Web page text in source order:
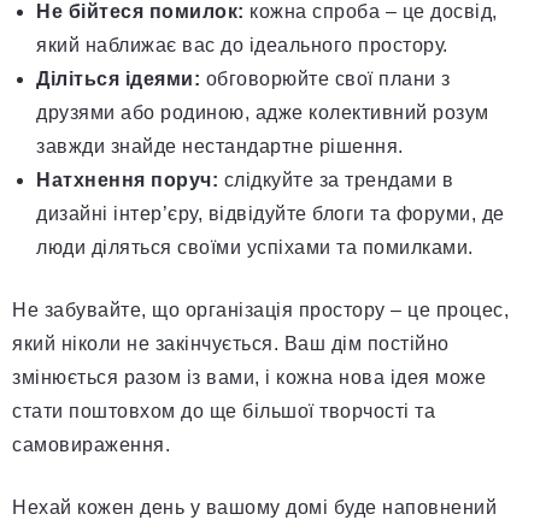
Не бійтеся помилок: кожна спроба – це досвід,
який наближає вас до ідеального простору.
Діліться ідеями: обговорюйте свої плани з
друзями або родиною, адже колективний розум
завжди знайде нестандартне рішення.
Натхнення поруч: слідкуйте за трендами в
дизайні інтер’єру, відвідуйте блоги та форуми, де
люди діляться своїми успіхами та помилками.
Не забувайте, що організація простору – це процес,
який ніколи не закінчується. Ваш дім постійно
змінюється разом із вами, і кожна нова ідея може
стати поштовхом до ще більшої творчості та
самовираження.
Нехай кожен день у вашому домі буде наповнений